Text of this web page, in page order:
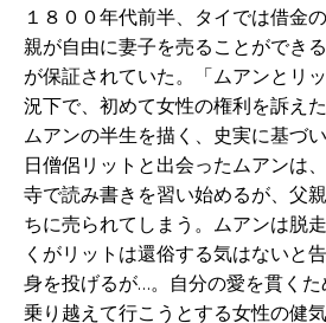
１８００年代前半、タイでは借金
親が自由に妻子を売ることができ
が保証されていた。「ムアンとリ
況下で、初めて女性の権利を訴え
ムアンの半生を描く、史実に基づ
日僧侶リットと出会ったムアンは
寺で読み書きを習い始めるが、父
ちに売られてしまう。ムアンは脱
くがリットは還俗する気はないと
身を投げるが…。自分の愛を貫く
乗り越えて行こうとする女性の健